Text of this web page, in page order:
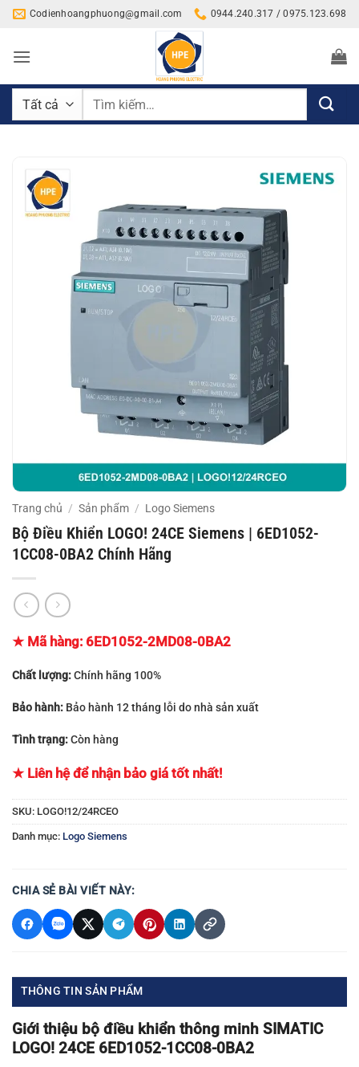
Bỏ
nội
Codienhoangphuong@gmail.com 0944.240.317 / 0975.123.698
Tìm
Trang chủ / Sản phẩm / Logo Siemens
Bộ Điều Khiển LOGO! 24CE Siemens | 6ED1052-
1CC08-0BA2 Chính Hãng
★ Mã hàng: 6ED1052-2MD08-0BA2
Chất lượng:Chính hãng 100%
Bảo hành: Bảo hành 12 tháng lỗi do nhà sản xuất
Tình trạng:Còn hàng
★ Liên hệ để nhận bảo giá tốt nhất!
SKU: LOGO!12/24RCEO
Danh mục: Logo Siemens
CHIA SẺ BÀI VIẾT NÀY:
THÔNG TIN SẢN PHẨM
Giới thiệu bộ điều khiển thông minh SIMATIC
LOGO! 24CE 6ED1052-1CC08-0BA2